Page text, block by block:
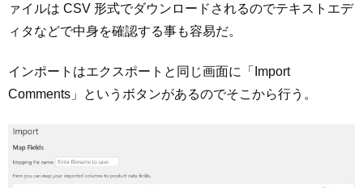
ァイルは CSV 形式でダウンロードされるのでテキストエデ
ィタなどで中身を確認する事も容易だ。
インポートはエクスポートと同じ画面に「Import
Comments」というボタンがあるのでそこから行う。